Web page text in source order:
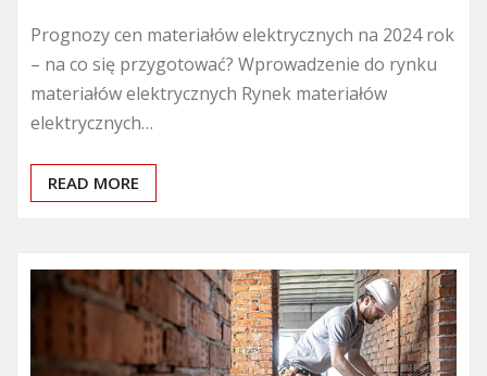
Prognozy cen materiałów elektrycznych na 2024 rok
– na co się przygotować? Wprowadzenie do rynku
materiałów elektrycznych Rynek materiałów
elektrycznych…
READ MORE